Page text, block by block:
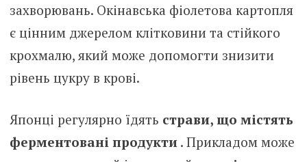
захворювань. Окінавська фіолетова картопля
є цінним джерелом клітковини та стійкого
крохмалю, який може допомогти знизити
рівень цукру в крові.
Японці регулярно їдять страви, що містять
ферментовані продукти. Прикладом може